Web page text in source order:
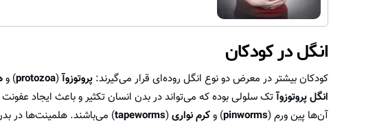
انگل در کودکان
کودکان بیشتر در معرض دو نوع انگل روده‌ای قرار می‌گیرند: پروتوزوآ(
protozoa) و
انگل پروتوزوآتک سلولی بوده که می‌تواند در بدن انسان تکثیر و باعث ایجاد
آن‌ها پین ورم (pinworms) وکرم نواری(
tapeworms) می‌باشند. هلمینت‌ها در